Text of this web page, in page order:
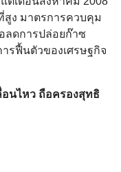
สูง มาตรการควบคุม
ลดการปล่อยก๊าซ
รฟื้นตัวของเศรษฐกิจ
อนไหว ถือครองสุทธิ